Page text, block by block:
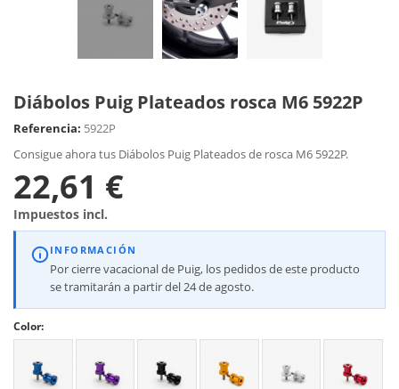
Diábolos Puig Plateados rosca M6 5922P
Referencia: 5922P
Consigue ahora tus Diábolos Puig Plateados de rosca M6 5922P.
22,61 €
Impuestos incl.
INFORMACIÓN
Por cierre vacacional de Puig, los pedidos de este producto
se tramitarán a partir del 24 de agosto.
Color: